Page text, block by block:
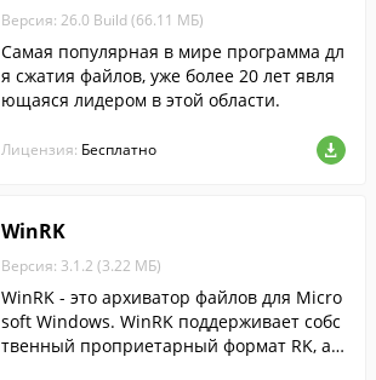
Версия: 26.0 Build (66.11 МБ)
Самая популярная в мире программа дл
я сжатия файлов, уже более 20 лет явля
ющаяся лидером в этой области.
Лицензия: Бесплатно
WinRK
Версия: 3.1.2 (3.22 МБ)
WinRK - это архиватор файлов для Micro
soft Windows. WinRK поддерживает собс
твенный проприетарный формат RK, а т